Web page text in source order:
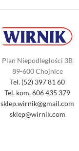
Plan Niepodległości 3B
89-600 Chojnice
Tel. (52) 397 81 60
Tel. kom. 606 435 379
sklep.wirnik@gmail.com
sklep@wirnik.com